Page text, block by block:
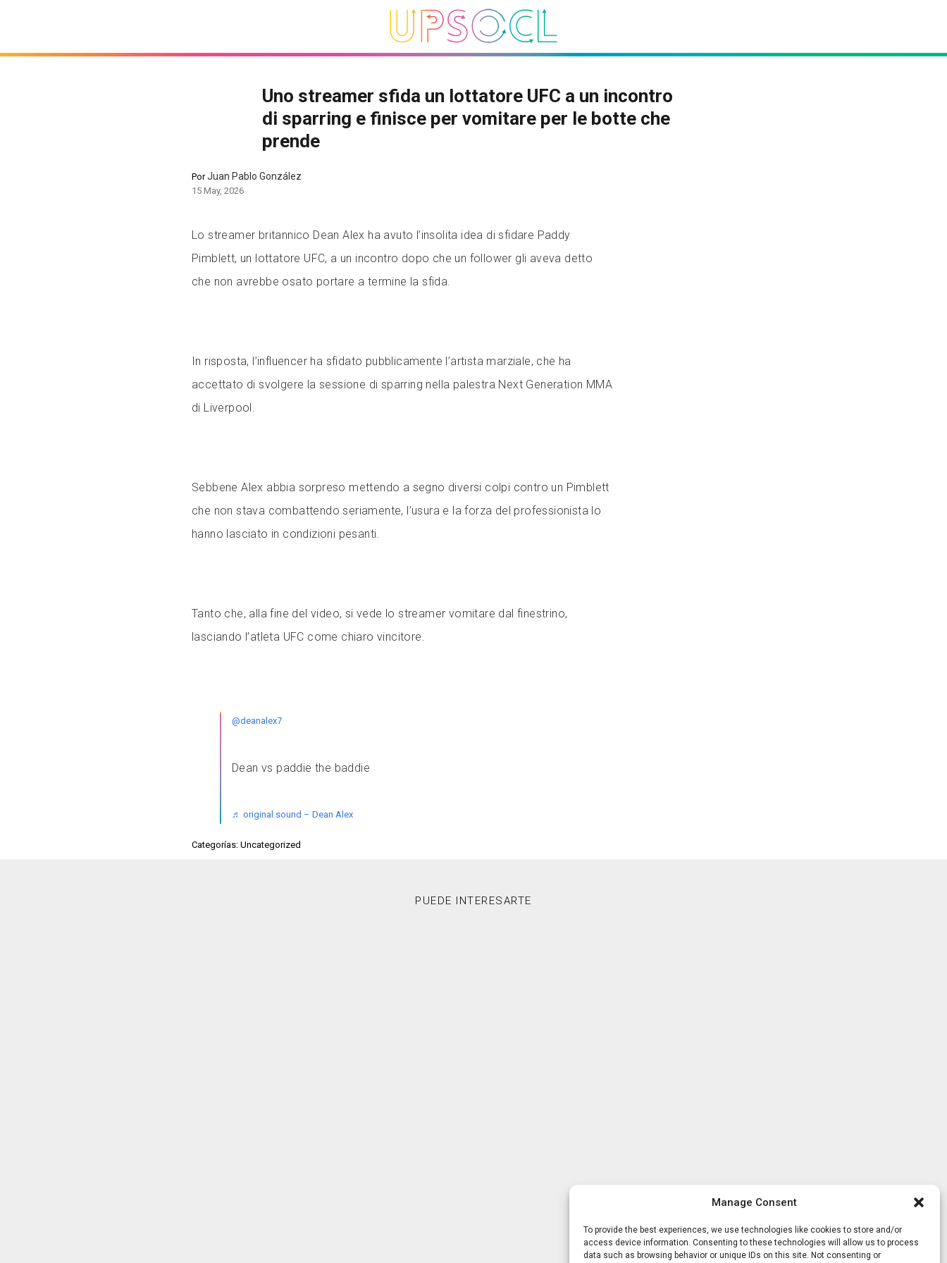
Manage Consent
To provide the best experiences, we use technologies like cookies to store and/or
access device information. Consenting to these technologies will allow us to process
data such as browsing behavior or unique IDs on this site. Not consenting or
Uno streamer sfida un lottatore UFC a un incontro
di sparring e finisce per vomitare per le botte che
prende
PorJuan Pablo González
15 May, 2026
Lo streamer britannico Dean Alex ha avuto l’insolita idea di sfidare Paddy
Pimblett, un lottatore UFC, a un incontro dopo che un follower gli aveva detto
che non avrebbe osato portare a termine la sfida.
In risposta, l’influencer ha sfidato pubblicamente l’artista marziale, che ha
accettato di svolgere la sessione di sparring nella palestra Next Generation MMA
di Liverpool.
Sebbene Alex abbia sorpreso mettendo a segno diversi colpi contro un Pimblett
che non stava combattendo seriamente, l’usura e la forza del professionista lo
hanno lasciato in condizioni pesanti.
Tanto che, alla fine del video, si vede lo streamer vomitare dal finestrino,
lasciando l’atleta UFC come chiaro vincitore.
@deanalex7
Dean vs paddie the baddie
♬ original sound – Dean Alex
Categorías: Uncategorized
PUEDE INTERESARTE